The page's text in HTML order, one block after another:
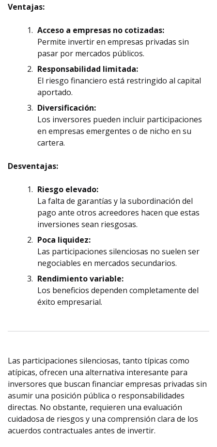
Ventajas:
Acceso a empresas no cotizadas:
Permite invertir en empresas privadas sin
pasar por mercados públicos.
Responsabilidad limitada:
El riesgo financiero está restringido al capital
aportado.
Diversificación:
Los inversores pueden incluir participaciones
en empresas emergentes o de nicho en su
cartera.
Desventajas:
Riesgo elevado:
La falta de garantías y la subordinación del
pago ante otros acreedores hacen que estas
inversiones sean riesgosas.
Poca liquidez:
Las participaciones silenciosas no suelen ser
negociables en mercados secundarios.
Rendimiento variable:
Los beneficios dependen completamente del
éxito empresarial.
Las participaciones silenciosas, tanto típicas como
atípicas, ofrecen una alternativa interesante para
inversores que buscan financiar empresas privadas sin
asumir una posición pública o responsabilidades
directas. No obstante, requieren una evaluación
cuidadosa de riesgos y una comprensión clara de los
acuerdos contractuales antes de invertir.